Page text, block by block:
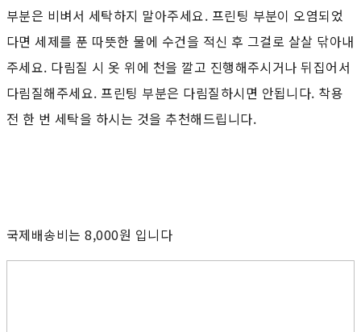
부분은 비벼서 세탁하지 말아주세요. 프린팅 부분이 오염되었
다면 세제를 푼 따뜻한 물에 수건을 적신 후 그걸로 살살 닦아내
주세요. 다림질 시 옷 위에 천을 깔고 진행해주시거나 뒤집어서
다림질해주세요. 프린팅 부분은 다림질하시면 안됩니다. 착용
전 한 번 세탁을 하시는 것을 추천해드립니다.
국제배송비는 8,000원 입니다